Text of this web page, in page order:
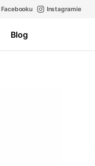
Facebooku Instagramie
Blog